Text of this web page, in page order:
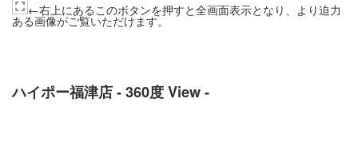
←右上にあるこのボタンを押すと全画面表示となり、より迫力
ある画像がご覧いただけます。
ハイポー福津店 - 360度 View -